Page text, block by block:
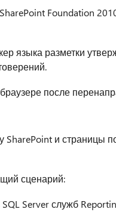
Foundation
языка разметки
после
SharePoint и страницы
сценарий:
Server служб